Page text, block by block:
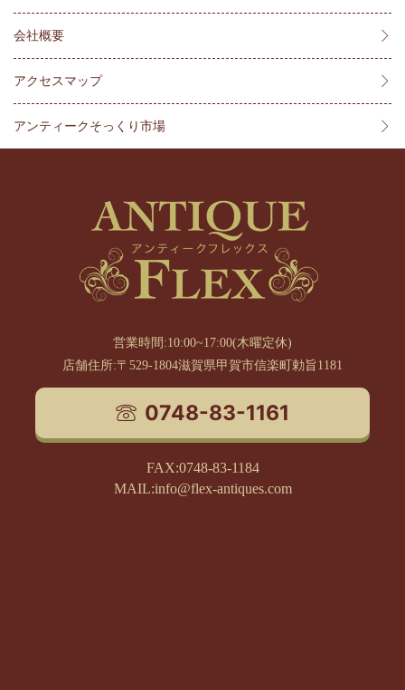
会社概要
アクセスマップ
アンティークそっくり市場
営業時間:10:00~17:00(木曜定休)
店舗住所:〒529-1804滋賀県甲賀市信楽町勅旨1181
0748-83-1161
FAX:0748-83-1184
MAIL:info@flex-antiques.com